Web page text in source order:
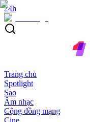
24h
Trang chủ
Spotlight
Sao
Âm nhạc
Cộng đồng mạng
Cine